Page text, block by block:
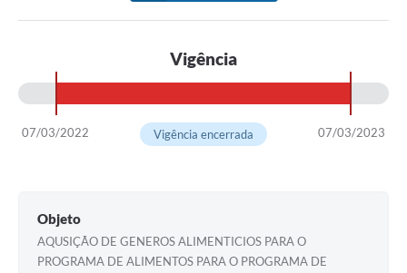
Vigência
07/03/2022 07/03/2023
Vigência encerrada
Objeto
AQUSIÇÃO DE GENEROS ALIMENTICIOS PARA O
PROGRAMA DE ALIMENTOS PARA O PROGRAMA DE